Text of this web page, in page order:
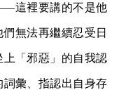
這裡要講的不是他
無法再繼續忍受日
「邪惡」的自我認
彙、指認出自身存